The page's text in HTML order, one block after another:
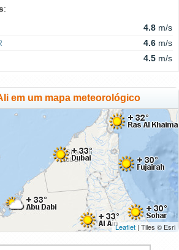
:
4.8 m/s
4.6 m/s
4.5 m/s
em um mapa meteorológico
Leaflet | Tiles © Esri